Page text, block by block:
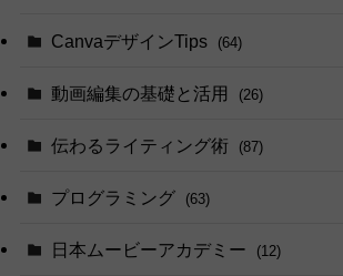
CanvaデザインTips (64)
動画編集の基礎と活用 (26)
伝わるライティング術 (87)
プログラミング (63)
日本ムービーアカデミー (12)